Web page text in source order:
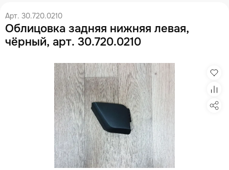
Арт. 30.720.0210
Облицовка задняя нижняя левая,
чёрный, арт. 30.720.0210